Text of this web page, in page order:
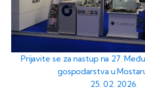
Prijavite se za nastup na 27.
gospodarstva u
25. 02. 2026.